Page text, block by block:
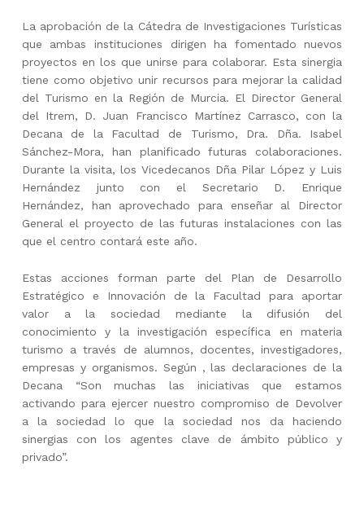
La aprobación de la Cátedra de Investigaciones Turísticas
que ambas instituciones dirigen ha fomentado nuevos
proyectos en los que unirse para colaborar. Esta sinergia
tiene como objetivo unir recursos para mejorar la calidad
del Turismo en la Región de Murcia. El Director General
del Itrem, D. Juan Francisco Martínez Carrasco, con la
Decana de la Facultad de Turismo, Dra. Dña. Isabel
Sánchez-Mora, han planificado futuras colaboraciones.
Durante la visita, los Vicedecanos Dña Pilar López y Luis
Hernández junto con el Secretario D. Enrique
Hernández, han aprovechado para enseñar al Director
General el proyecto de las futuras instalaciones con las
que el centro contará este año.
Estas acciones forman parte del Plan de Desarrollo
Estratégico e Innovación de la Facultad para aportar
valor a la sociedad mediante la difusión del
conocimiento y la investigación específica en materia
turismo a través de alumnos, docentes, investigadores,
empresas y organismos. Según , las declaraciones de la
Decana “Son muchas las iniciativas que estamos
activando para ejercer nuestro compromiso de Devolver
a la sociedad lo que la sociedad nos da haciendo
sinergias con los agentes clave de ámbito público y
privado”.